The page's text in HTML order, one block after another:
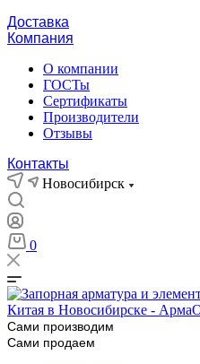
Доставка
Компания
О компании
ГОСТы
Сертификаты
Производители
Отзывы
Контакты
Новосибирск
0
Сами производим
Сами продаем